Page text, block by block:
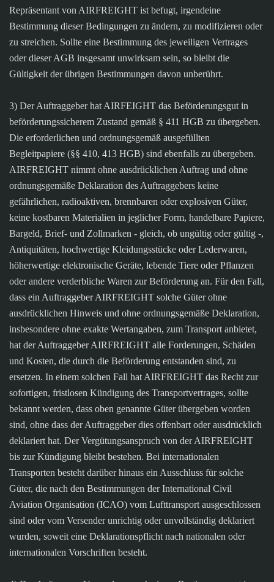
Repräsentant von AIRFREIGHT ist befugt, irgendeine
Bestimmung dieser Bedingungen zu ändern, zu modifizieren oder
zu streichen. Sollte eine Bestimmung des jeweiligen Vertrages
oder dieser AGB insgesamt unwirksam sein, so bleibt die
Gültigkeit der übrigen Bestimmungen davon unberührt.
3) Der Auftraggeber hat AIRFEIGHT das Beförderungsgut in
beförderungssicherem Zustand gemäß § 411 HGB zu übergeben.
Die erforderlichen und ordnungsgemäß ausgefüllten
Begleitpapiere (§§ 410, 413 HGB) sind ebenfalls zu übergeben.
AIRFREIGHT nimmt ohne ausdrücklichen Auftrag und ohne
ordnungsgemäße Deklaration des Auftraggebers keine
gefährlichen, radioaktiven, brennbaren oder explosiven Güter,
keine kostbaren Materialien in jeglicher Form, handelbare Papiere,
Bargeld, Brief- und Zollmarken - gleich, ob ungültig oder gültig -,
Antiquitäten, hochwertige Kleidungsstücke oder Lederwaren,
höherwertige elektronische Geräte, lebende Tiere oder Pflanzen
oder andere verderbliche Waren zur Beförderung an. Für den Fall,
dass ein Auftraggeber AIRFREIGHT solche Güter ohne
ausdrücklichen Hinweis und ohne ordnungsgemäße Deklaration,
insbesondere ohne exakte Wertangaben, zum Transport anbietet,
hat der Auftraggeber AIRFREIGHT alle Forderungen, Schäden
und Kosten, die durch die Beförderung entstanden sind, zu
ersetzen. In einem solchen Fall hat AIRFREIGHT das Recht zur
sofortigen, fristlosen Kündigung des Transportvertrages, sollte
bekannt werden, dass oben genannte Güter übergeben worden
sind, ohne dass der Auftraggeber dies offenbart oder ausdrücklich
deklariert hat. Der Vergütungsanspruch von der AIRFREIGHT
bis zur Kündigung bleibt bestehen. Bei internationalen
Transporten besteht darüber hinaus ein Ausschluss für solche
Güter, die nach den Bestimmungen der International Civil
Aviation Organisation (ICAO) vom Lufttransport ausgeschlossen
sind oder vom Versender unrichtig oder unvollständig deklariert
wurden, soweit eine Deklarationspflicht nach nationalen oder
internationalen Vorschriften besteht.